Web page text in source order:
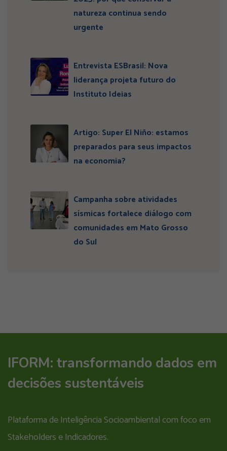
natureza continua sendo
urgente
Entrevista ESBrasil: Nova
liderança projeta futuro do
Instituto Ideias
Artigo: Super El Niño: estamos
preparados para seus impactos
na economia?
Campanha sobre atividades
sísmicas fortalece diálogo com
comunidades em Mato Grosso
do Sul
IFORM: transformando dados em
decisões sustentáveis
Plataforma de Inteligência Socioambiental com foco em
Stakeholders e Indicadores.